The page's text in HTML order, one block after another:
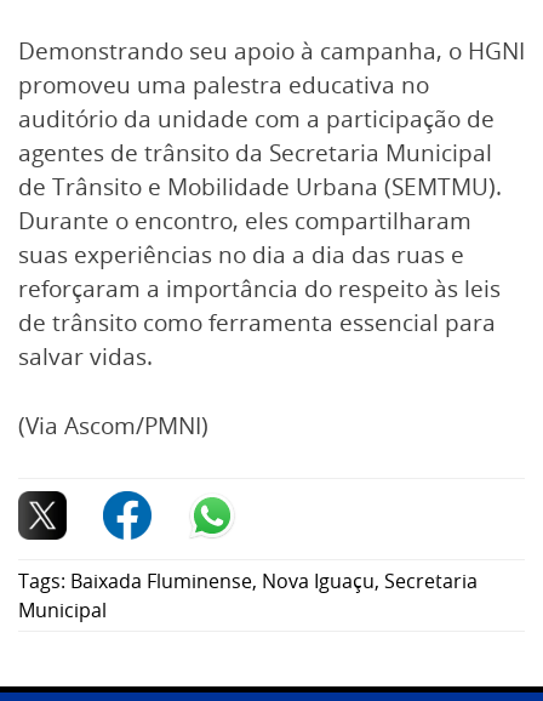
Demonstrando seu apoio à campanha, o HGNI
promoveu uma palestra educativa no
auditório da unidade com a participação de
agentes de trânsito da Secretaria Municipal
de Trânsito e Mobilidade Urbana (SEMTMU).
Durante o encontro, eles compartilharam
suas experiências no dia a dia das ruas e
reforçaram a importância do respeito às leis
de trânsito como ferramenta essencial para
salvar vidas.
(Via Ascom/PMNI)
Tags: Baixada Fluminense, Nova Iguaçu, Secretaria
Municipal